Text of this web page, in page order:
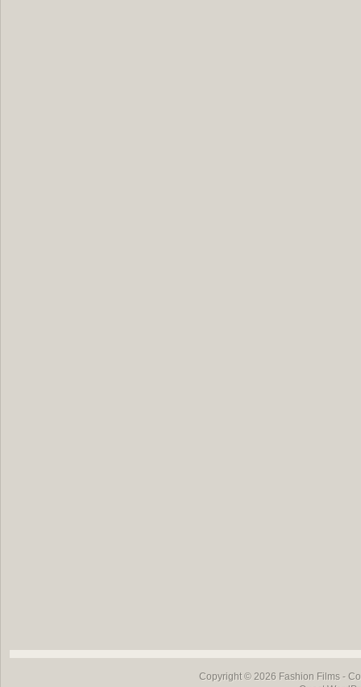
Copyright © 2026 Fashion Films-